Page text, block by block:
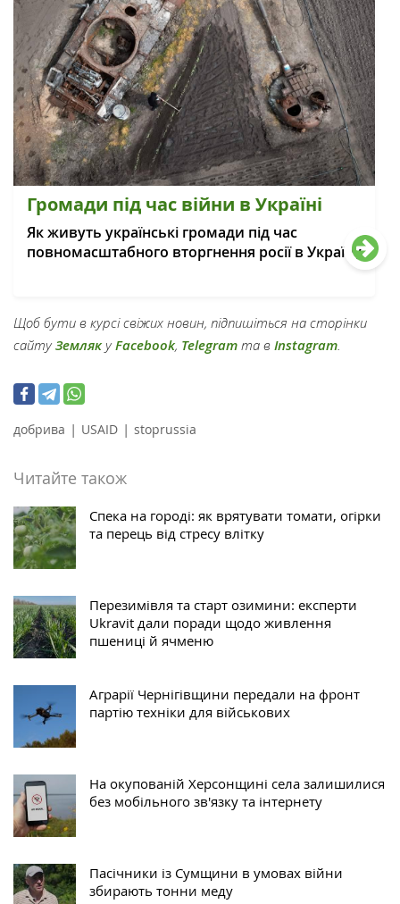
Громади під час війни в Україні
Як живуть українські громади під час
повномасштабного вторгнення росії в Україну
Щоб бути в курсі свіжих новин, підпишіться на сторінки
сайтуЗемлякуFacebook, Telegram та в Instagram.
добрива | USAID | stoprussia
Читайте також
Спека на городі: як врятувати томати, огірки
та перець від стресу влітку
Перезимівля та старт озимини: експерти
Ukravit дали поради щодо живлення
пшениці й ячменю
Аграрії Чернігівщини передали на фронт
партію техніки для військових
На окупованій Херсонщині села залишилися
без мобільного зв'язку та інтернету
Пасічники із Сумщини в умовах війни
збирають тонни меду